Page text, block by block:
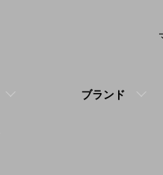
ブランド